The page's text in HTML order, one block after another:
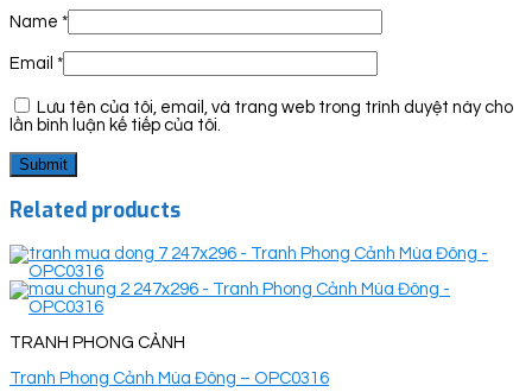
Name *
Email *
Lưu tên của tôi, email, và trang web trong trình duyệt này cho
lần bình luận kế tiếp của tôi.
Related products
TRANH PHONG CẢNH
Tranh Phong Cảnh Mùa Đông – OPC0316